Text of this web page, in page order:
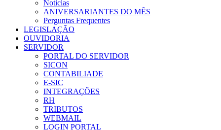
Notícias
ANIVERSARIANTES DO MÊS
Perguntas Frequentes
LEGISLAÇÃO
OUVIDORIA
SERVIDOR
PORTAL DO SERVIDOR
SICON
CONTABILIADE
E-SIC
INTEGRAÇÕES
RH
TRIBUTOS
WEBMAIL
LOGIN PORTAL